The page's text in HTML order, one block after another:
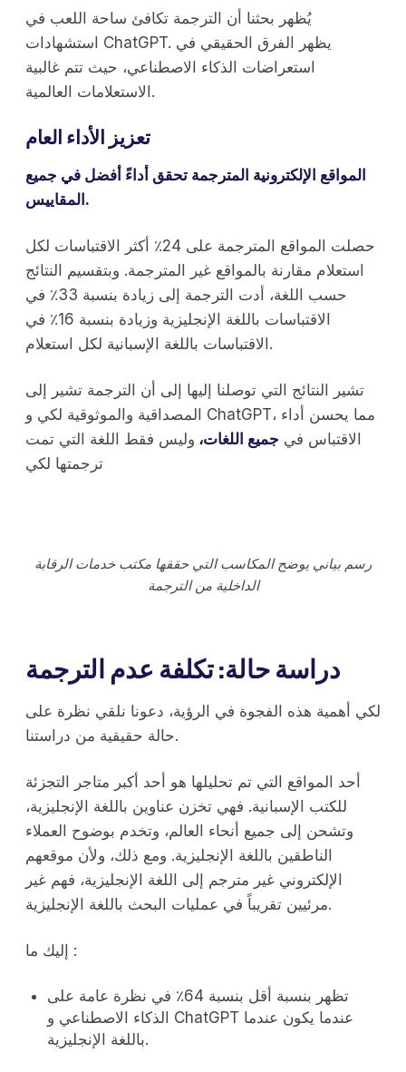
يُظهر بحثنا أن الترجمة تكافئ ساحة اللعب في
استشهادات ChatGPT. يظهر الفرق الحقيقي في
استعراضات الذكاء الاصطناعي، حيث تتم غالبية
الاستعلامات العالمية.
تعزيز الأداء العام
المواقع الإلكترونية المترجمة تحقق أداءً أفضل في جميع
المقاييس.
حصلت المواقع المترجمة على 24٪ أكثر الاقتباسات لكل
استعلام مقارنة بالمواقع غير المترجمة. وبتقسيم النتائج
حسب اللغة، أدت الترجمة إلى زيادة بنسبة 33٪ في
الاقتباسات باللغة الإنجليزية وزيادة بنسبة 16٪ في
الاقتباسات باللغة الإسبانية لكل استعلام.
تشير النتائج التي توصلنا إليها إلى أن الترجمة تشير إلى
المصداقية والموثوقية لكي و ChatGPT، مما يحسن أداء
الاقتباس في جميع اللغات، وليس فقط اللغة التي تمت
ترجمتها لكي
رسم بياني يوضح المكاسب التي حققها مكتب خدمات الرقابة
الداخلية من الترجمة
دراسة حالة: تكلفة عدم الترجمة
لكي أهمية هذه الفجوة في الرؤية، دعونا نلقي نظرة على
حالة حقيقية من دراستنا.
أحد المواقع التي تم تحليلها هو أحد أكبر متاجر التجزئة
للكتب الإسبانية. فهي تخزن عناوين باللغة الإنجليزية،
وتشحن إلى جميع أنحاء العالم، وتخدم بوضوح العملاء
الناطقين باللغة الإنجليزية. ومع ذلك، ولأن موقعهم
الإلكتروني غير مترجم إلى اللغة الإنجليزية، فهم غير
مرئيين تقريباً في عمليات البحث باللغة الإنجليزية.
إليك ما :
تظهر بنسبة أقل بنسبة 64٪ في نظرة عامة على
الذكاء الاصطناعي و ChatGPT عندما يكون عندما
باللغة الإنجليزية.